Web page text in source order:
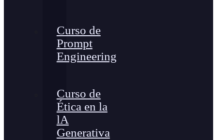
Curso de
Prompt
Engineering
Curso de
Ética en la
lA
Generativa